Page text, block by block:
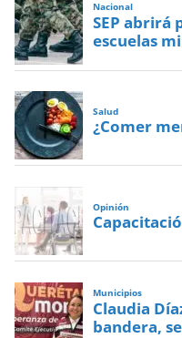
Nacional
SEP abrirá
escuelas
Salud
¿Comer
Opinión
Municipios
Claudia
bandera,